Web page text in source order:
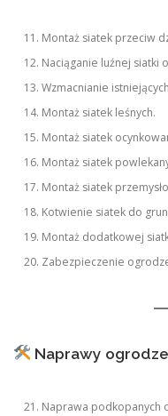
Montaż siatek przeciw
Naciąganie luźnej siatki
Wzmacnianie
Montaż siatek leśnych.
Montaż siatek
Montaż siatek
Montaż siatek
Kotwienie siatek do
Montaż dodatkowej
Zabezpieczenie
Naprawy
Naprawa podkopanych